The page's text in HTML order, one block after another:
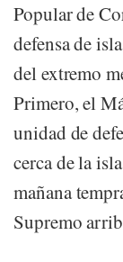
Popular de
defensa de
del extremo
Primero, el
unidad de
cerca de la
mañana
Supremo